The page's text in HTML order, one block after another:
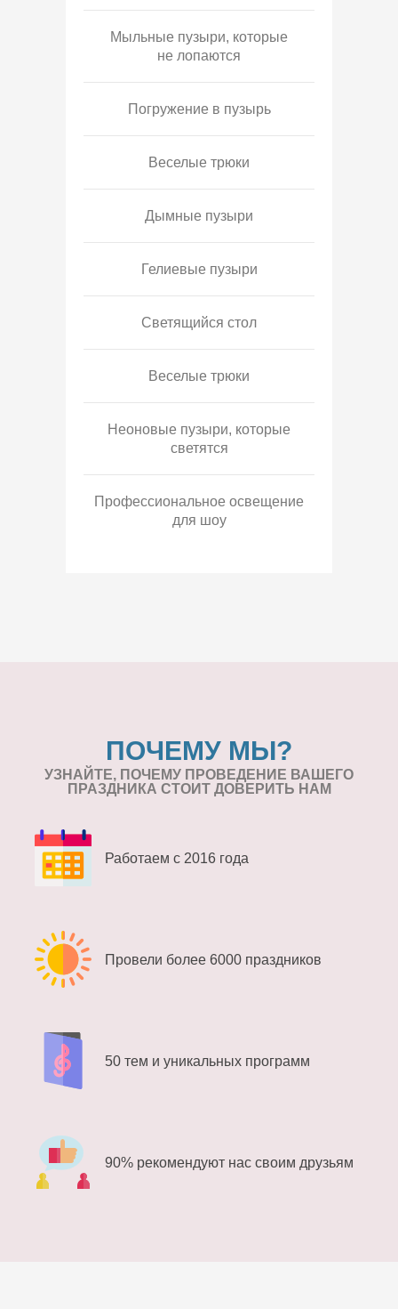
Мыльные пузыри, которые
не лопаются
Погружение в пузырь
Веселые трюки
Дымные пузыри
Гелиевые пузыри
Светящийся стол
Веселые трюки
Неоновые пузыри, которые
светятся
Профессиональное освещение
для шоу
ПОЧЕМУ МЫ?
УЗНАЙТЕ, ПОЧЕМУ ПРОВЕДЕНИЕ ВАШЕГО
ПРАЗДНИКА СТОИТ ДОВЕРИТЬ НАМ
Работаем с 2016 года
Провели более 6000 праздников
50 тем и уникальных программ
90% рекомендуют нас своим друзьям